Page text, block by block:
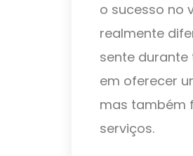
o sucesso no
realmente
sente
em oferecer
mas também
serviços.